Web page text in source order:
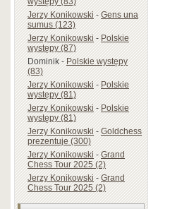
Jerzy Konikowski-Gens una
sumus (123)
Jerzy Konikowski-Polskie
występy (87)
Dominik-Polskie występy
(83)
Jerzy Konikowski-Polskie
występy (81)
Jerzy Konikowski-Polskie
występy (81)
Jerzy Konikowski-Goldchess
prezentuje (300)
Jerzy Konikowski-Grand
Chess Tour 2025 (2)
Jerzy Konikowski-Grand
Chess Tour 2025 (2)